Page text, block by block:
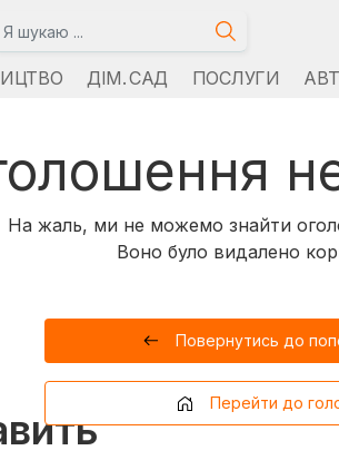
ДІМ. САД ПОСЛУГИ
На жаль, ми не можемо знайти
Воно було видалено
Повернутись до
Перейти до